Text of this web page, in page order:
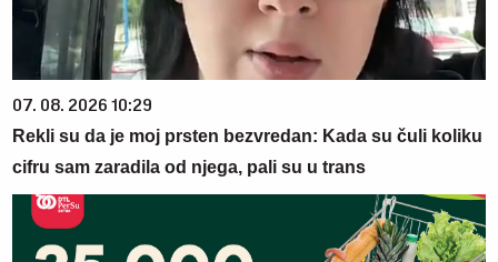
07. 08. 2026 10:29
Rekli su da je moj prsten bezvredan: Kada su čuli koliku
cifru sam zaradila od njega, pali su u trans